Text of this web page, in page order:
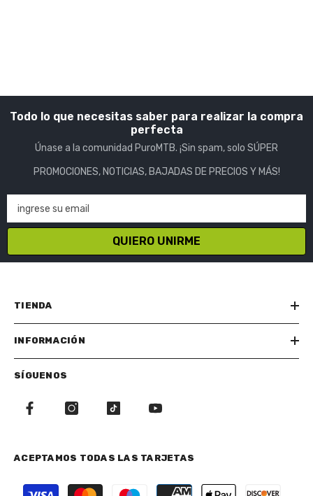
Todo lo que necesitas saber para realizar la compra
perfecta
Únase a la comunidad PuroMTB. ¡Sin spam, solo SÚPER
PROMOCIONES, NOTICIAS, BAJADAS DE PRECIOS Y MÁS!
ingrese su email
QUIERO UNIRME
TIENDA
INFORMACIÓN
SÍGUENOS
ACEPTAMOS TODAS LAS TARJETAS
Métodos